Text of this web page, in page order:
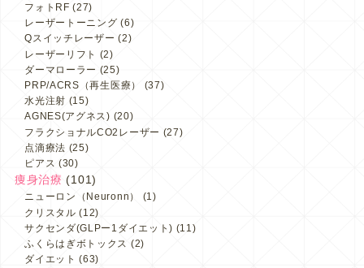
フォトRF (27)
レーザートーニング (6)
Qスイッチレーザー (2)
レーザーリフト (2)
ダーマローラー (25)
PRP/ACRS（再生医療）
(37)
水光注射 (15)
AGNES(アグネス) (20)
フラクショナルCO2レーザー (27)
点滴療法 (25)
ピアス (30)
痩身治療 (101)
ニューロン（Neuronn）
(1)
クリスタル (12)
サクセンダ(GLPー1ダイエット) (11)
ふくらはぎボトックス (2)
ダイエット (63)